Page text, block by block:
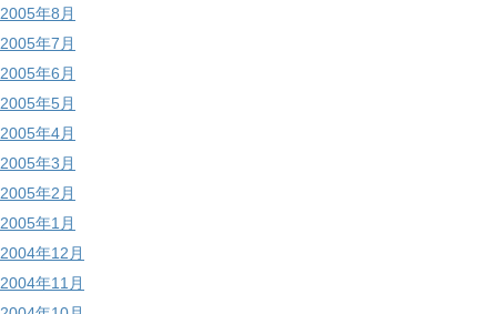
2005年8月
2005年7月
2005年6月
2005年5月
2005年4月
2005年3月
2005年2月
2005年1月
2004年12月
2004年11月